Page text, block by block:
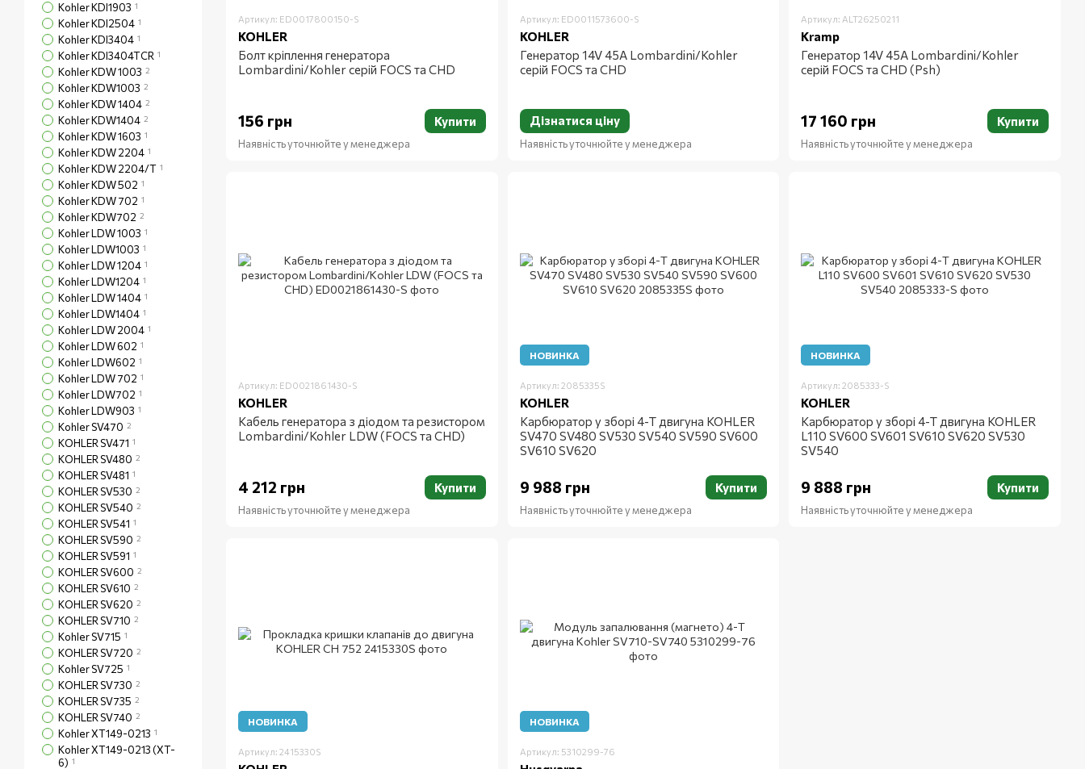
Артикул: ED0017800150-S
KOHLER
Болт кріплення генератора
Lombardini/Kohler серій FOCS та CHD
156 грн Купити
Наявність уточнюйте у менеджера
Артикул: ED0011573600-S
KOHLER
Генератор 14V 45A Lombardini/Kohler
серій FOCS та CHD
Дізнатися ціну
Наявність уточнюйте у менеджера
Артикул: ALT26250211
Kramp
Генератор 14V 45A Lombardini/Kohler
серій FOCS та CHD (Psh)
17 160 грн Купити
Наявність уточнюйте у менеджера
Артикул: ED0021861430-S
KOHLER
Кабель генератора з діодом та резистором
Lombardini/Kohler LDW (FOCS та CHD)
4 212 грн Купити
Наявність уточнюйте у менеджера
НОВИНКА
Артикул: 2085335S
KOHLER
Карбюратор у зборі 4-Т двигуна KOHLER
SV470 SV480 SV530 SV540 SV590 SV600
SV610 SV620
9 988 грн Купити
Наявність уточнюйте у менеджера
НОВИНКА
Артикул: 2085333-S
KOHLER
Карбюратор у зборі 4-Т двигуна KOHLER
L110 SV600 SV601 SV610 SV620 SV530
SV540
9 888 грн Купити
Наявність уточнюйте у менеджера
НОВИНКА
Артикул: 2415330S
НОВИНКА
Артикул: 5310299-76
Kohler KDI1903 1
Kohler KDI2504 1
Kohler KDI3404 1
Kohler KDI3404TCR 1
Kohler KDW 1003 2
Kohler KDW1003 2
Kohler KDW 1404 2
Kohler KDW1404 2
Kohler KDW 1603 1
Kohler KDW 2204 1
Kohler KDW 2204/T 1
Kohler KDW 502 1
Kohler KDW 702 1
Kohler KDW702 2
Kohler LDW 1003 1
Kohler LDW1003 1
Kohler LDW 1204 1
Kohler LDW1204 1
Kohler LDW 1404 1
Kohler LDW1404 1
Kohler LDW 2004 1
Kohler LDW 602 1
Kohler LDW602 1
Kohler LDW 702 1
Kohler LDW702 1
Kohler LDW903 1
Kohler SV470 2
KOHLER SV471 1
KOHLER SV480 2
KOHLER SV481 1
KOHLER SV530 2
KOHLER SV540 2
KOHLER SV541 1
KOHLER SV590 2
KOHLER SV591 1
KOHLER SV600 2
KOHLER SV610 2
KOHLER SV620 2
KOHLER SV710 2
Kohler SV715 1
KOHLER SV720 2
Kohler SV725 1
KOHLER SV730 2
KOHLER SV735 2
KOHLER SV740 2
Kohler XT149-0213 1
Kohler XT149-0213 (XT-
6) 1